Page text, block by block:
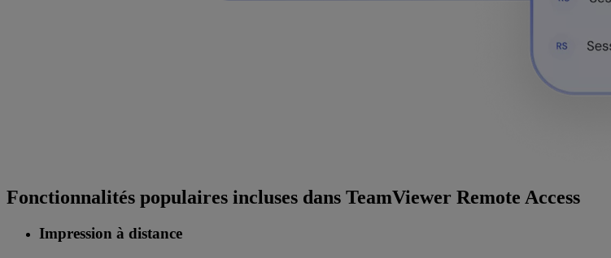
Fonctionnalités populaires incluses dans TeamViewer Remote Access
Impression à distance